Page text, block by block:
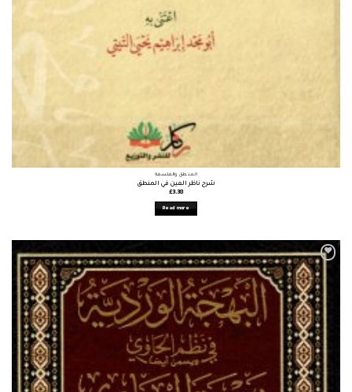
المنطق والفلسفة
شرح ناظر العين في المنطق
£3.38
Read more